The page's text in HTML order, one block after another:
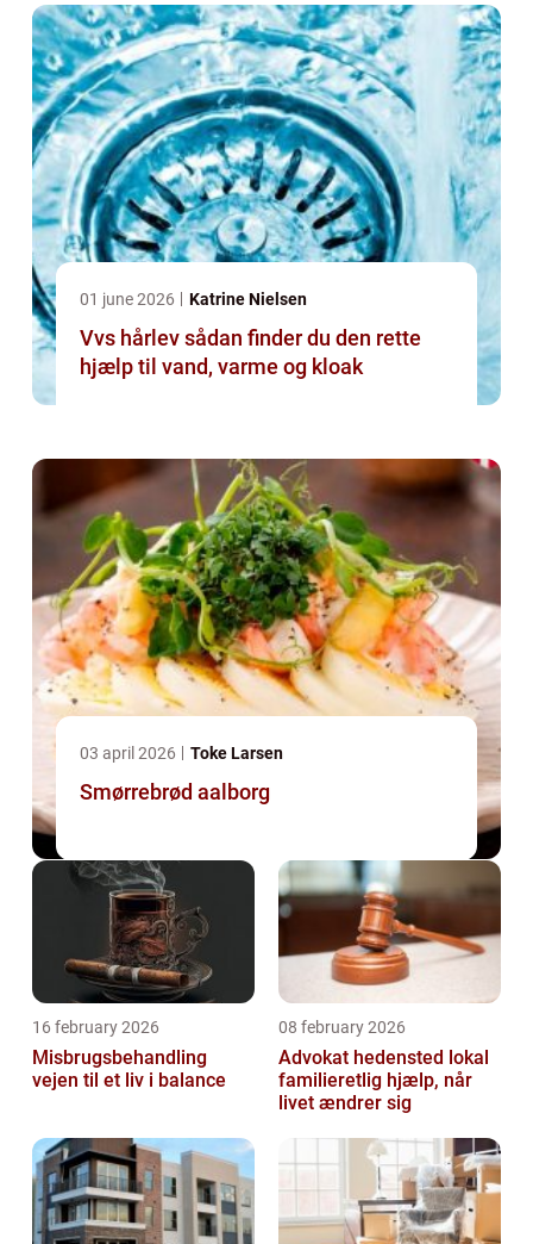
01 june 2026 Katrine Nielsen
Vvs hårlev sådan finder du den rette
hjælp til vand, varme og kloak
03 april 2026 Toke Larsen
Smørrebrød aalborg
16 february 2026
Misbrugsbehandling
vejen til et liv i balance
08 february 2026
Advokat hedensted lokal
familieretlig hjælp, når
livet ændrer sig